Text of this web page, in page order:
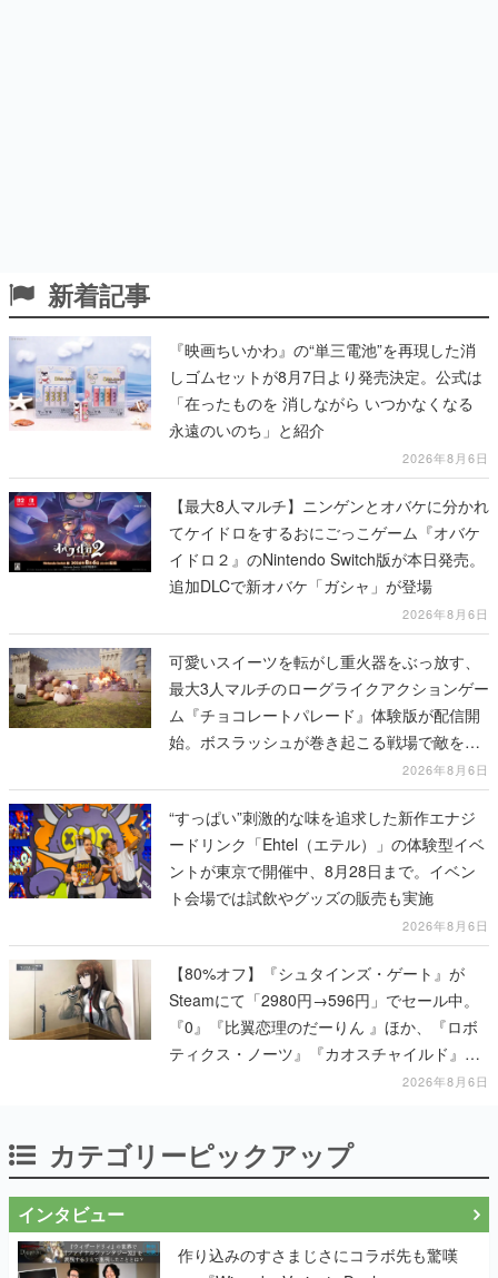
新着記事
『映画ちいかわ』の“単三電池”を再現した消
しゴムセットが8月7日より発売決定。公式は
「在ったものを 消しながら いつかなくなる
永遠のいのち」と紹介
2026年8月6日
【最大8人マルチ】ニンゲンとオバケに分かれ
てケイドロをするおにごっこゲーム『オバケ
イドロ２』のNintendo Switch版が本日発売。
追加DLCで新オバケ「ガシャ」が登場
2026年8月6日
可愛いスイーツを転がし重火器をぶっ放す、
最大3人マルチのローグライクアクションゲー
ム『チョコレートパレード』体験版が配信開
始。ボスラッシュが巻き起こる戦場で敵を倒
し、コインを集めてスコアを競い合え2026年8月6日
“すっぱい”刺激的な味を追求した新作エナジ
ードリンク「Ehtel（エテル）」の体験型イベ
ントが東京で開催中、8月28日まで。イベン
ト会場では試飲やグッズの販売も実施
2026年8月6日
【80%オフ】『シュタインズ・ゲート』が
Steamにて「2980円→596円」でセール中。
『0』『比翼恋理のだーりん 』ほか、『ロボ
ティクス・ノーツ』『カオスチャイルド』な
ど科学アドベンチャーシリーズもセール対象
2026年8月6日
カテゴリーピックアップ
インタビュー
作り込みのすさまじさにコラボ先も驚嘆